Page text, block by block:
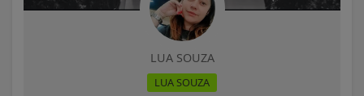
LUA SOUZA
LUA SOUZA